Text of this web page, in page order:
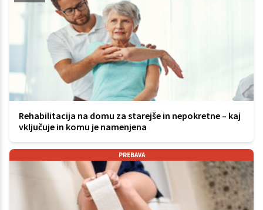
Rehabilitacija na domu za starejše in nepokretne – kaj
vključuje in komu je namenjena
PREBAVA